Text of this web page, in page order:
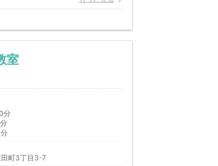
室
分
町3丁目3-7